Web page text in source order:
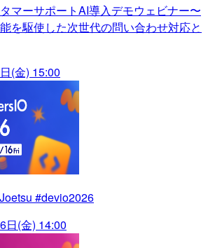
マーサポートAI導入デモウェビナー〜
を駆使した次世代の問い合わせ対応と
(金) 15:00
#devio2026
日(金) 14:00